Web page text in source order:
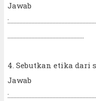
Jawab
...................................................
4. Sebutkan etika dari
Jawab